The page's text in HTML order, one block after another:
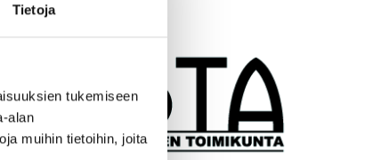
Tietoja
tukemiseen
alan
muihin tietoihin, joita